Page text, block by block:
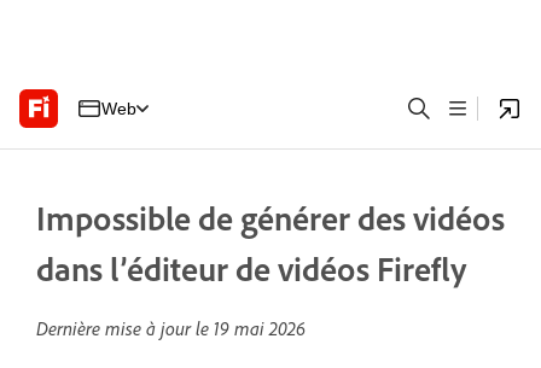
Web
Impossible de générer des vidéos
dans l’éditeur de vidéos Firefly
Dernière mise à jour le 19 mai 2026